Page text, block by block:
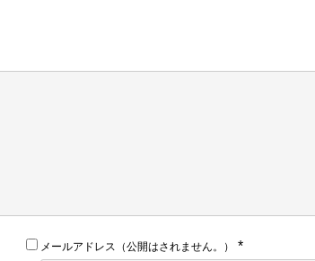
メールアドレス（公開はされません。） *